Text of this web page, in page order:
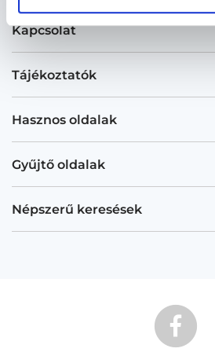
Kapcsolat
Tájékoztatók
Hasznos oldalak
Gyűjtő oldalak
Népszerű keresések